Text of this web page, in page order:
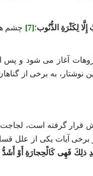
لِکَثْرَةِ الذُّنُوب؛[7]
چشم
آغاز می شود و پس از
نوشتار، به برخی از
قرار گرفته است،
برخی آیات یکی از علل
ذلِكَ فَهِی كَالْحِجارَةِ أَوْ